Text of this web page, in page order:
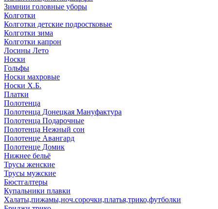
Зимнии головные уборы
Колготки
Колготки детские подростковые
Колготки зима
Колготки капрон
Лосины Лето
Носки
Гольфы
Носки махровые
Носки Х.Б.
Платки
Полотенца
Полотенца Донецкая Мануфактура
Полотенца Подарочные
Полотенца Нежный сон
Полотенце Авангард
Полотенце Домик
Нижнее бельё
Трусы женские
Трусы мужские
Бюстгалтеры
Купальники плавки
Халаты,пижамы,ноч.сорочки,платья,трико,футболки